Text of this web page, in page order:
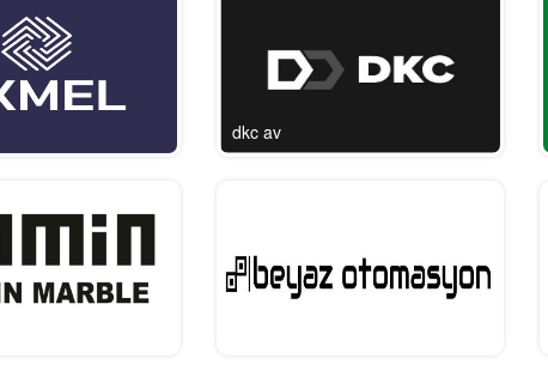
dkc av